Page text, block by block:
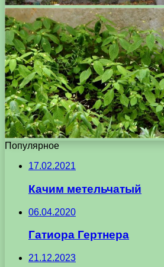
Популярное
17.02.2021
Качим метельчатый
06.04.2020
Гатиора Гертнера
21.12.2023